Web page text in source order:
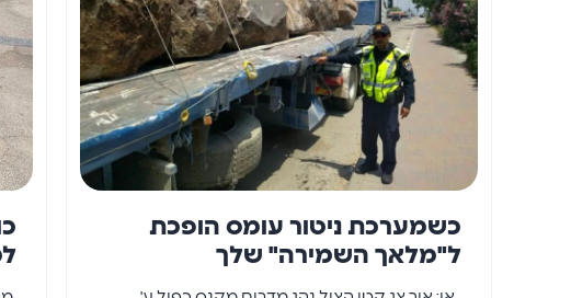
כשמערכת ניטור עומס הופכת
ל"מלאך השמירה" שלך